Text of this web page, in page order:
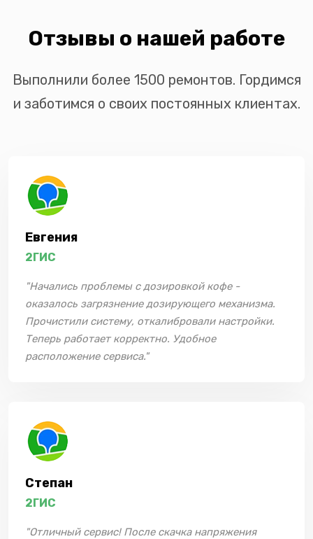
Отзывы о нашей работе
Выполнили более 1500 ремонтов. Гордимся
и заботимся о своих постоянных клиентах.
Евгения
2ГИС
"Начались проблемы с дозировкой кофе -
оказалось загрязнение дозирующего механизма.
Прочистили систему, откалибровали настройки.
Теперь работает корректно. Удобное
расположение сервиса."
Степан
2ГИС
"Отличный сервис! После скачка напряжения